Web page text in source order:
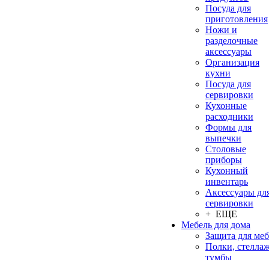
Посуда для
приготовления
Ножи и
разделочные
аксессуары
Организация
кухни
Посуда для
сервировки
Кухонные
расходники
Формы для
выпечки
Столовые
приборы
Кухонный
инвентарь
Аксессуары
сервировки
+ ЕЩЕ
Мебель для дома
Защита для
Полки,
тумбы